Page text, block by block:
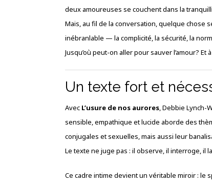
deux amoureuses se couchent dans la
Mais, au fil de la conversation, quelque chose
inébranlable — la complicité, la sécurité, la
Jusqu’où peut-on aller pour sauver l’amour? Et
Un texte fort et
Avec L’usure de nos aurores, Debbie Lynch-
sensible, empathique et lucide aborde des
conjugales et sexuelles, mais aussi leur
Le texte ne juge pas : il observe, il interroge, il
Ce cadre intime devient un véritable miroir :